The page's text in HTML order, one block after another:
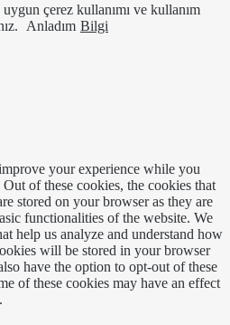
çerez kullanımı ve kullanım
Anladım Bilgi
your experience while you
of these cookies, the cookies that
stored on your browser as they are
functionalities of the website. We
help us analyze and understand how
will be stored in your browser
have the option to opt-out of these
of these cookies may have an effect